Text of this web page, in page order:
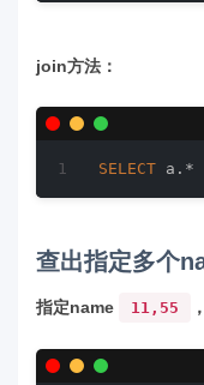
join方法：
SELECT a.*
查出指定多个
指定name 11,55